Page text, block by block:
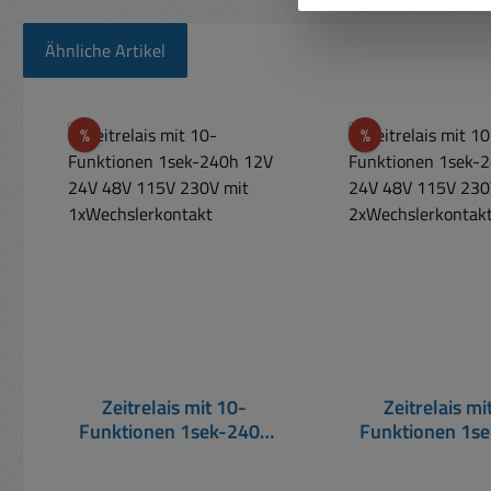
Ähnliche Artikel
Produktgalerie überspringen
%Rabatt
Zeitrelais mit 10-
Funktionen 1sek-240h
%Rabatt
Zeitrelais
Funktionen